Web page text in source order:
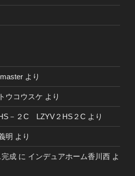
より
ウコウスケ より
－２C LZYV２HS２C より
明 より
成 に インデュアホーム香川西 よ